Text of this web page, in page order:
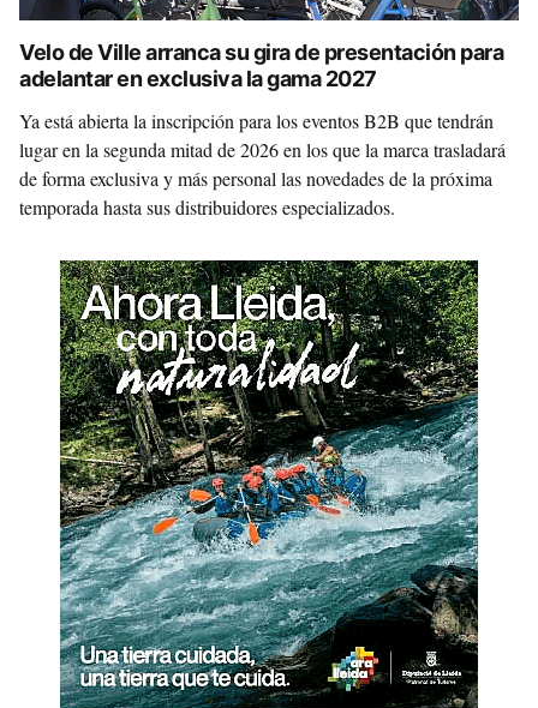
Velo de Ville arranca su gira de presentación para
adelantar en exclusiva la gama 2027
Ya está abierta la inscripción para los eventos B2B que tendrán
lugar en la segunda mitad de 2026 en los que la marca trasladará
de forma exclusiva y más personal las novedades de la próxima
temporada hasta sus distribuidores especializados.